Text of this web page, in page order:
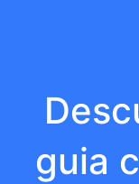
guia